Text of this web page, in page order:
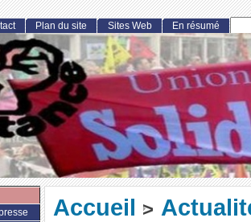
Accueil >
Plan du site Sites Web En résumé